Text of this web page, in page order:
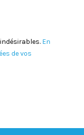
En
de vos